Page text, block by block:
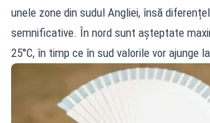
unele zone din sudul Angliei, însă
semnificative. În nord sunt așteptate
25°C, în timp ce în sud valorile vor ajunge